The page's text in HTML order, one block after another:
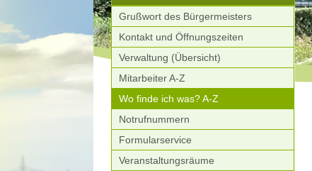
Grußwort des Bürgermeisters
Kontakt und Öffnungszeiten
Verwaltung (Übersicht)
Mitarbeiter A-Z
Wo finde ich was? A-Z
Notrufnummern
Formularservice
Veranstaltungsräume